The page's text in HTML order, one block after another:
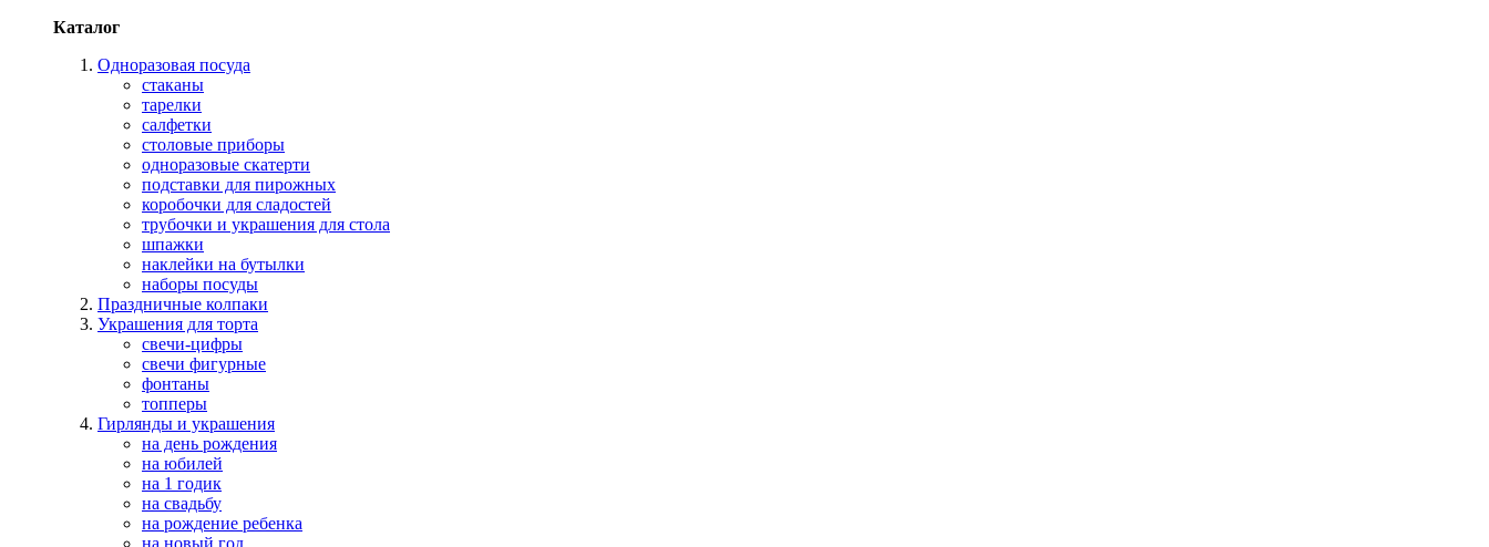
Каталог
Одноразовая посуда
стаканы
тарелки
салфетки
столовые приборы
одноразовые скатерти
подставки для пирожных
коробочки для сладостей
трубочки и украшения для стола
шпажки
наклейки на бутылки
наборы посуды
Праздничные колпаки
Украшения для торта
свечи-цифры
свечи фигурные
фонтаны
топперы
Гирлянды и украшения
на день рождения
на юбилей
на 1 годик
на свадьбу
на рождение ребенка
на новый год